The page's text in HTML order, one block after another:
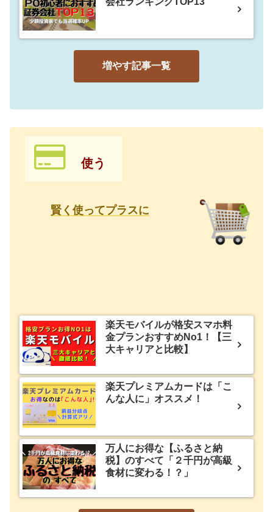
増やす記事一覧
使う
賢く使ってプラスに
楽天モバイルが格安スマホ料
金プランおすすめNo1！【三
大キャリアと比較】
楽天プレミアムカードは「こ
んな人に」オススメ！
万人にお得な【ふるさと納
税】のすべて「２千円が高級
食材に変わる！？」